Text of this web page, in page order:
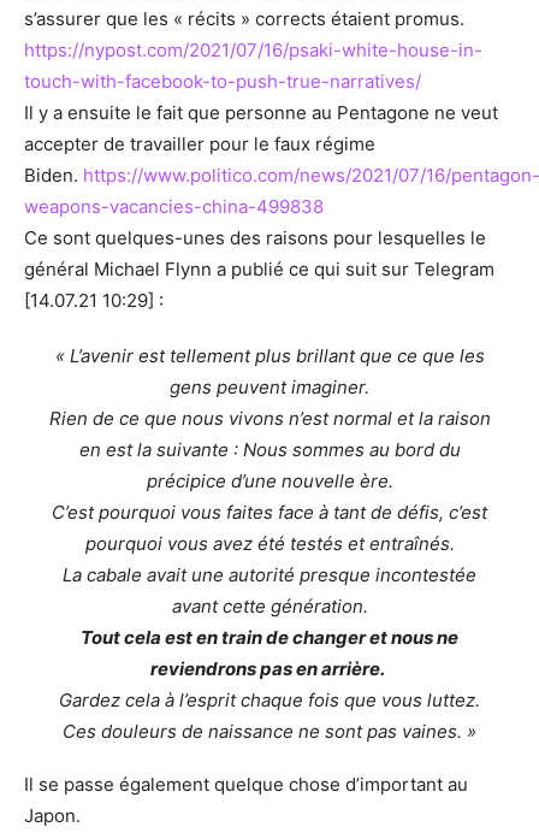
s’assurer que les « récits » corrects étaient promus.
https://nypost.com/2021/07/16/psaki-white-house-in-
touch-with-facebook-to-push-true-narratives/
Il y a ensuite le fait que personne au Pentagone ne veut
accepter de travailler pour le faux régime
Biden. https://www.politico.com/news/2021/07/16/pentagon-
weapons-vacancies-china-499838
Ce sont quelques-unes des raisons pour lesquelles le
général Michael Flynn a publié ce qui suit sur Telegram
[14.07.21 10:29] :
« L’avenir est tellement plus brillant que ce que les
gens peuvent imaginer.
Rien de ce que nous vivons n’est normal et la raison
en est la suivante : Nous sommes au bord du
précipice d’une nouvelle ère.
C’est pourquoi vous faites face à tant de défis, c’est
pourquoi vous avez été testés et entraînés.
La cabale avait une autorité presque incontestée
avant cette génération.
Tout cela est en train de changer et nous ne
reviendrons pas en arrière.
Gardez cela à l’esprit chaque fois que vous luttez.
Ces douleurs de naissance ne sont pas vaines. »
Il se passe également quelque chose d’important au
Japon.